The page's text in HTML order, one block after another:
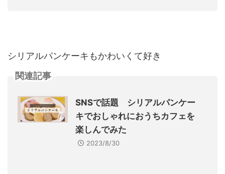
シリアルパンケーキもかわいくて好き
関連記事
SNSで話題 シリアルパンケー
キでおしゃれにおうちカフェを
楽しんでみた
2023/8/30